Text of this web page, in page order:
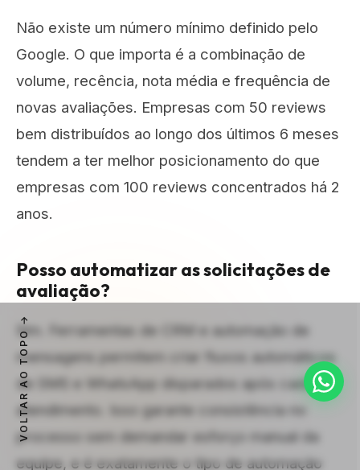
VOLTAR AO TOPO
Não existe um número mínimo definido pelo
Google. O que importa é a combinação de
volume, recência, nota média e frequência de
novas avaliações. Empresas com 50 reviews
bem distribuídos ao longo dos últimos 6 meses
tendem a ter melhor posicionamento do que
empresas com 100 reviews concentrados há 2
anos.
Posso automatizar as solicitações de
avaliação?
Sim. Ferramentas de CRM e automação de
mensagens permitem criar fluxos automáticos
de SMS e WhatsApp disparados após cada
atendimento. Isso garante consistência no
processo sem demandar esforço manual da
equipe, e é exatamente o tipo de automação